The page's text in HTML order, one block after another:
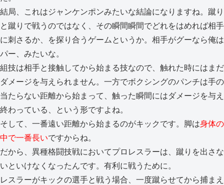
結局、これはジャンケンポンみたいな結論になりますね。蹴り
と蹴りで戦うのではなく、その瞬間瞬間でどれをはめれば相手
に刺さるか、を探り合うゲームというか。相手がグーなら俺は
パー、みたいな。
組技は相手と接触してから始まる技なので、触れた時にはまだ
ダメージを与えられません。一方でボクシングのパンチは手の
当たらない距離から始まって、触った瞬間にはダメージを与え
終わっている、という形ですよね。
そして、一番遠い距離から始まるのがキックです。脚は身体の
中で一番長いですからね。
だから、異種格闘技戦においてプロレスラーは、蹴りを出さな
いといけなくなったんです。有利に戦うために。
レスラーがキックの選手と戦う場合、一度蹴らせてから捕まえ